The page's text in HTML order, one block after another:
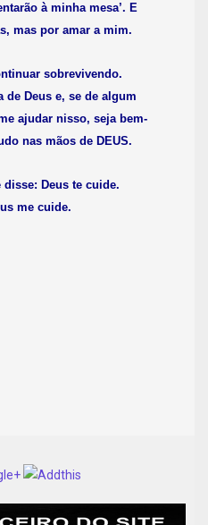
à minha mesa’. E
mas por amar a mim.
sobrevivendo.
de Deus e, se de algum
ajudar nisso, seja bem-
nas mãos de DEUS.
disse: Deus te cuide.
me cuide.